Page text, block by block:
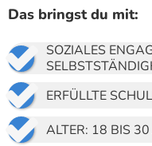
Das bringst du mit:

SOZIALES
 ERFÜLLTE
 ALTER: 18 BIS 30